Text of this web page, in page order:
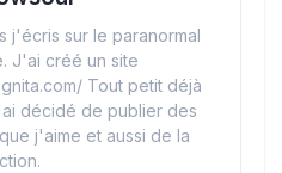
j'écris sur le paranormal
J'ai créé un site
Tout petit déjà
décidé de publier des
j'aime et aussi de la